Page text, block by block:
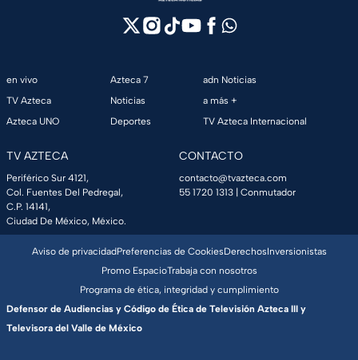
en vivo
TV Azteca
Azteca UNO
Azteca 7
Noticias
Deportes
adn Noticias
a más +
TV Azteca Internacional
TV AZTECA
Periférico Sur 4121,
Col. Fuentes Del Pedregal,
C.P. 14141,
Ciudad De México, México.
CONTACTO
contacto@tvazteca.com
55 1720 1313 | Conmutador
Aviso de privacidadPreferencias de CookiesDerechosInversionistas
Promo EspacioTrabaja con nosotros
Programa de ética, integridad y cumplimiento
Defensor de Audiencias y Código de Ética de Televisión Azteca III y
Televisora del Valle de México